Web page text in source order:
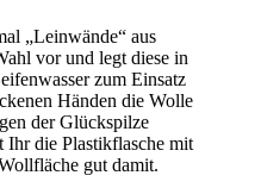
„Leinwände“ aus
vor und legt diese in
zum Einsatz
Händen die Wolle
der Glückspilze
Ihr die Plastikflasche mit
gut damit.